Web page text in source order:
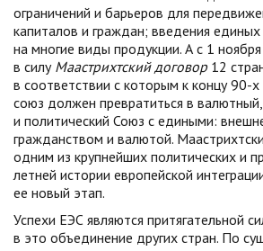
ограничений и барьеров для
капиталов и граждан; введения
на многие виды продукции. А с 1 ноября
в силу Маастрихтский договор 12
в соответствии с которым к концу 90-х
союз должен превратиться в
и политический Союз с едиными:
гражданством и валютой.
одним из крупнейших политических и
летней истории европейской
ее новый этап.
Успехи ЕЭС являются притягательной
в это объединение других стран. По